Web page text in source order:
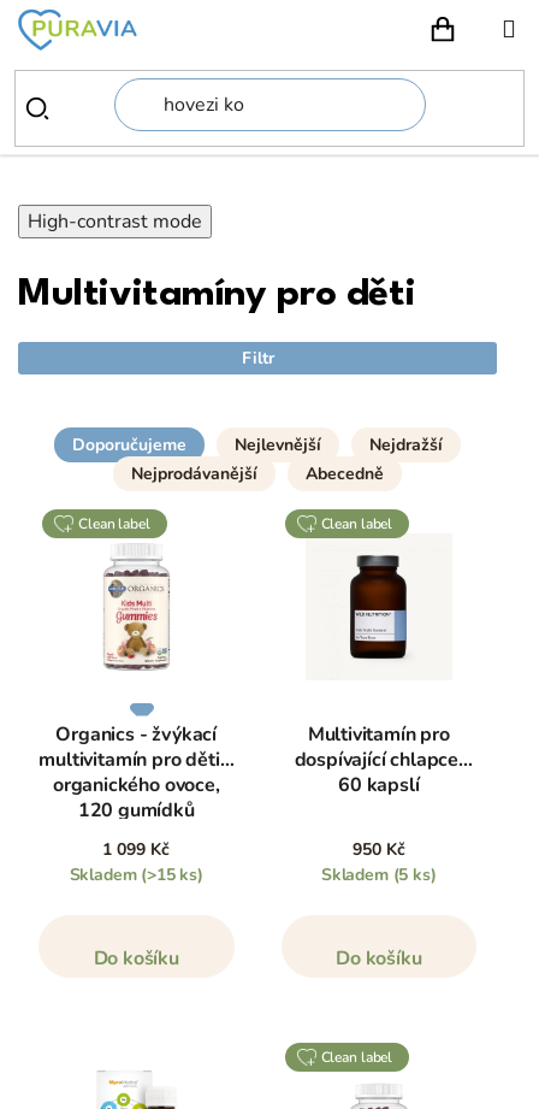
Přejít
obsah
High-contrast mode
Multivitamíny pro děti
Filtr
Doporučujeme Nejlevnější
Nejdražší
Nejprodávanější
Abecedně
clean label
Organics - žvýkací
multivitamín pro děti z
organického ovoce,
120 gumídků
1 099 Kč
Skladem (>15 ks)
Do košíku
clean label
Multivitamín pro
dospívající chlapce,
60 kapslí
950 Kč
Skladem (5 ks)
Do košíku
clean label